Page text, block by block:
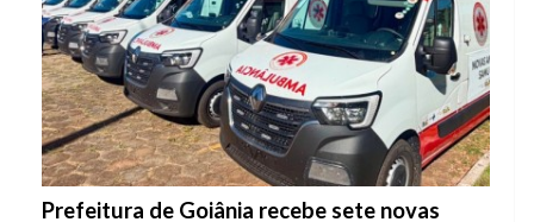
Prefeitura de Goiânia recebe sete novas